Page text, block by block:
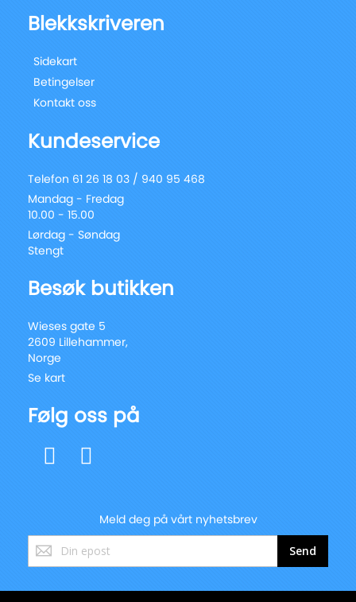
Blekkskriveren
Sidekart
Betingelser
Kontakt oss
Kundeservice
Telefon 61 26 18 03 / 940 95 468
Mandag - Fredag
10.00 - 15.00
Lørdag - Søndag
Stengt
Besøk butikken
Wieses gate 5
2609 Lillehammer,
Norge
Se kart
Følg oss på
Meld deg på vårt nyhetsbrev
Registrer
deg
vårt
Send